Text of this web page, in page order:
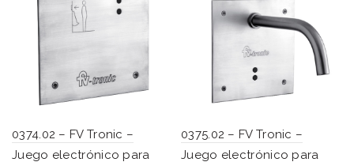
0374.02 – FV Tronic –
Juego electrónico para
0375.02 – FV Tronic –
Juego electrónico para